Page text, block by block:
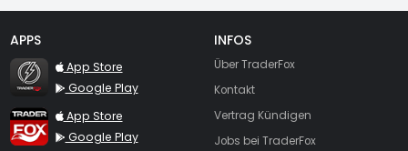
APPS
TraderFox Flash
App Store
Google Play
TraderFox App
App Store
Google Play
INFOS
Über TraderFox
Kontakt
Vertrag Kündigen
Jobs bei TraderFox